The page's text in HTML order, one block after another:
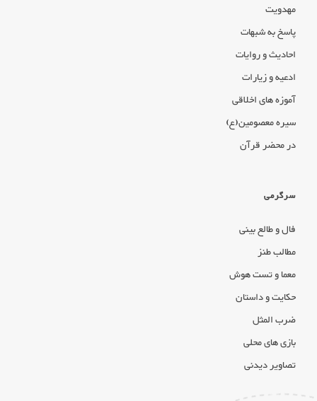
مهدویت
پاسخ به شبهات
احادیث و روایات
ادعیه و زیارات
آموزه های اخلاقی
سیره معصومین(ع)
در محضر قرآن
سرگرمی
فال و طالع بینی
مطالب طنز
معما و تست هوش
حکایت و داستان
ضرب المثل
بازی های محلی
تصاویر دیدنی